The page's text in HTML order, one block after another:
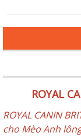
ROYAL
ROYAL CANIN
cho Mèo Anh